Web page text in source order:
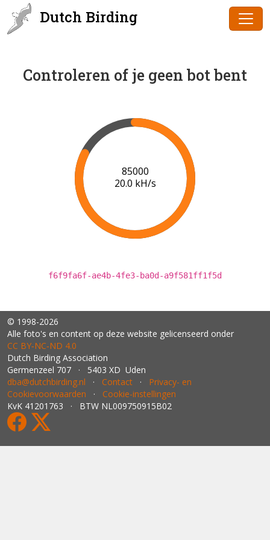
Dutch Birding
Controleren of je geen bot bent
87000
20.1 kH/s
f6f9fa6f-ae4b-4fe3-ba0d-a9f581ff1f5d
© 1998-2026
Alle foto's en content op deze website gelicenseerd onder
CC BY‑NC‑ND 4.0
Dutch Birding Association
Germenzeel 707 · 5403 XD Uden
dba@dutchbirding.nl · Contact · Privacy- en
Cookievoorwaarden · Cookie-instellingen
KvK 41201763 · BTW NL009750915B02